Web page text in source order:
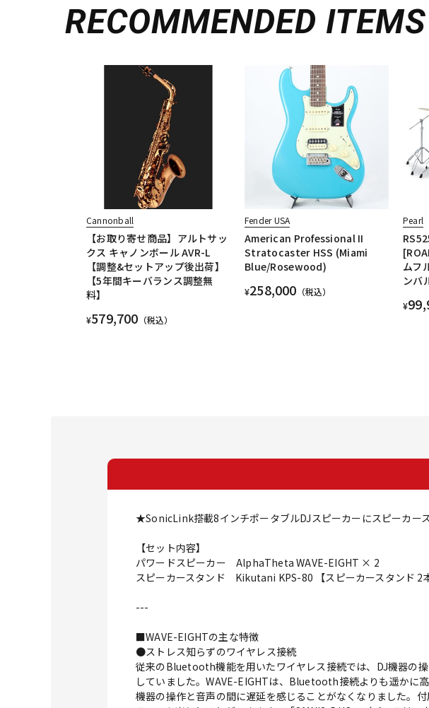
RECOMMENDED ITEMS
Cannonball
【お取り寄せ商品】アルトサッ
クス キャノンボール AVR-L
【調整&セットアップ後出荷】
【5年間キーバランス調整無
料】
¥579,700 （税込）
Fender USA
American Professional II
Stratocaster HSS (Miami
Blue/Rosewood)
¥258,000 （税込）
Pearl
ムフ
ンバ
¥
★SonicLink搭載8インチポータブルDJスピーカーにスピーカー
【セット内容】
パワードスピーカー AlphaTheta WAVE-EIGHT × 2
スピーカースタンド Kikutani KPS-80 【スピーカースタンド 2
---
■WAVE-EIGHTの主な特徴
●ストレス知らずのワイヤレス接続
従来のBluetooth機能を用いたワイヤレス接続では、DJ機器の
していました。WAVE-EIGHTは、Bluetooth接続よりも遥かに
機器の操作と音声の間に遅延を感じることがなくなりました。